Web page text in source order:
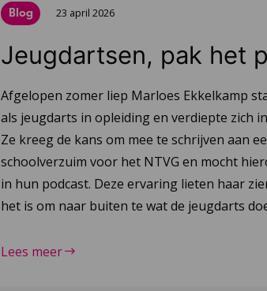
Blog 23 april 2026
Jeugdartsen, pak het
Afgelopen zomer liep Marloes Ekkelkamp
als jeugdarts in opleiding en verdiepte zich
Ze kreeg de kans om mee te schrijven aan
schoolverzuim voor het NTVG en mocht
in hun podcast. Deze ervaring lieten haar
het is om naar buiten te wat de jeugdarts
Lees meer